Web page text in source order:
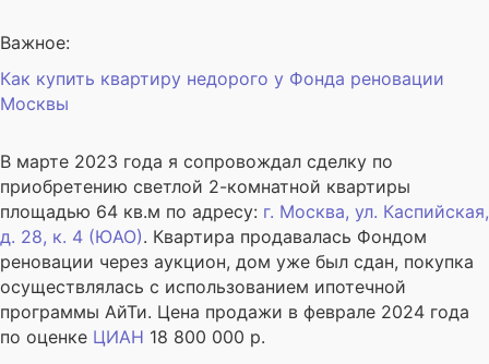
Важное:
Как купить квартиру недорого у Фонда реновации
Москвы
В марте 2023 года я сопровождал сделку по
приобретению светлой 2-комнатной квартиры
площадью 64 кв.м по адресу: г. Москва, ул. Каспийская,
д. 28, к. 4 (ЮАО). Квартира продавалась Фондом
реновации через аукцион, дом уже был сдан, покупка
осуществлялась с использованием ипотечной
программы АйТи. Цена продажи в феврале 2024 года
по оценке ЦИАН 18 800 000 р.